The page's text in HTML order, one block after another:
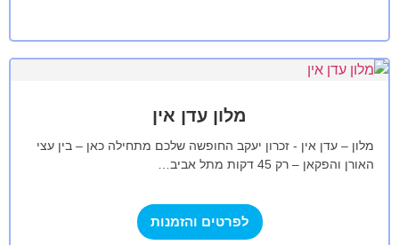
מלון עדן אין
מלון – עדן אין - זכרון יעקב החופשה שלכם מתחילה כאן – בין עצי
האורן והפקאן – רק 45 דקות מתל אביב…
לפרטים והזמנות